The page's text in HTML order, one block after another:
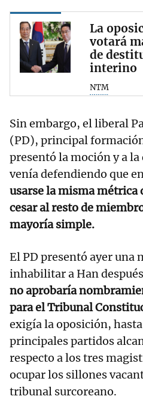
La
votará
de
interino
NTM
Sin embargo, el liberal
(PD), principal
presentó la moción y a la
venía defendiendo que
usarse la misma métrica
cesar al resto de
mayoría simple.
El PD presentó ayer una
inhabilitar a Han
no aprobaría
para el Tribunal
exigía la oposición,
principales partidos
respecto a los tres
ocupar los sillones
tribunal surcoreano.